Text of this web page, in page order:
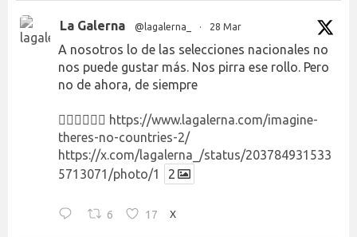
La Galerna @lagalerna_ · 28 Mar
A nosotros lo de las selecciones nacionales no
nos puede gustar más. Nos pirra ese rollo. Pero
no de ahora, de siempre
👉🏻👉🏻👉🏻 https://www.lagalerna.com/imagine-
theres-no-countries-2/
https://x.com/lagalerna_/status/203784931533
5713071/photo/1
2
6 17 X